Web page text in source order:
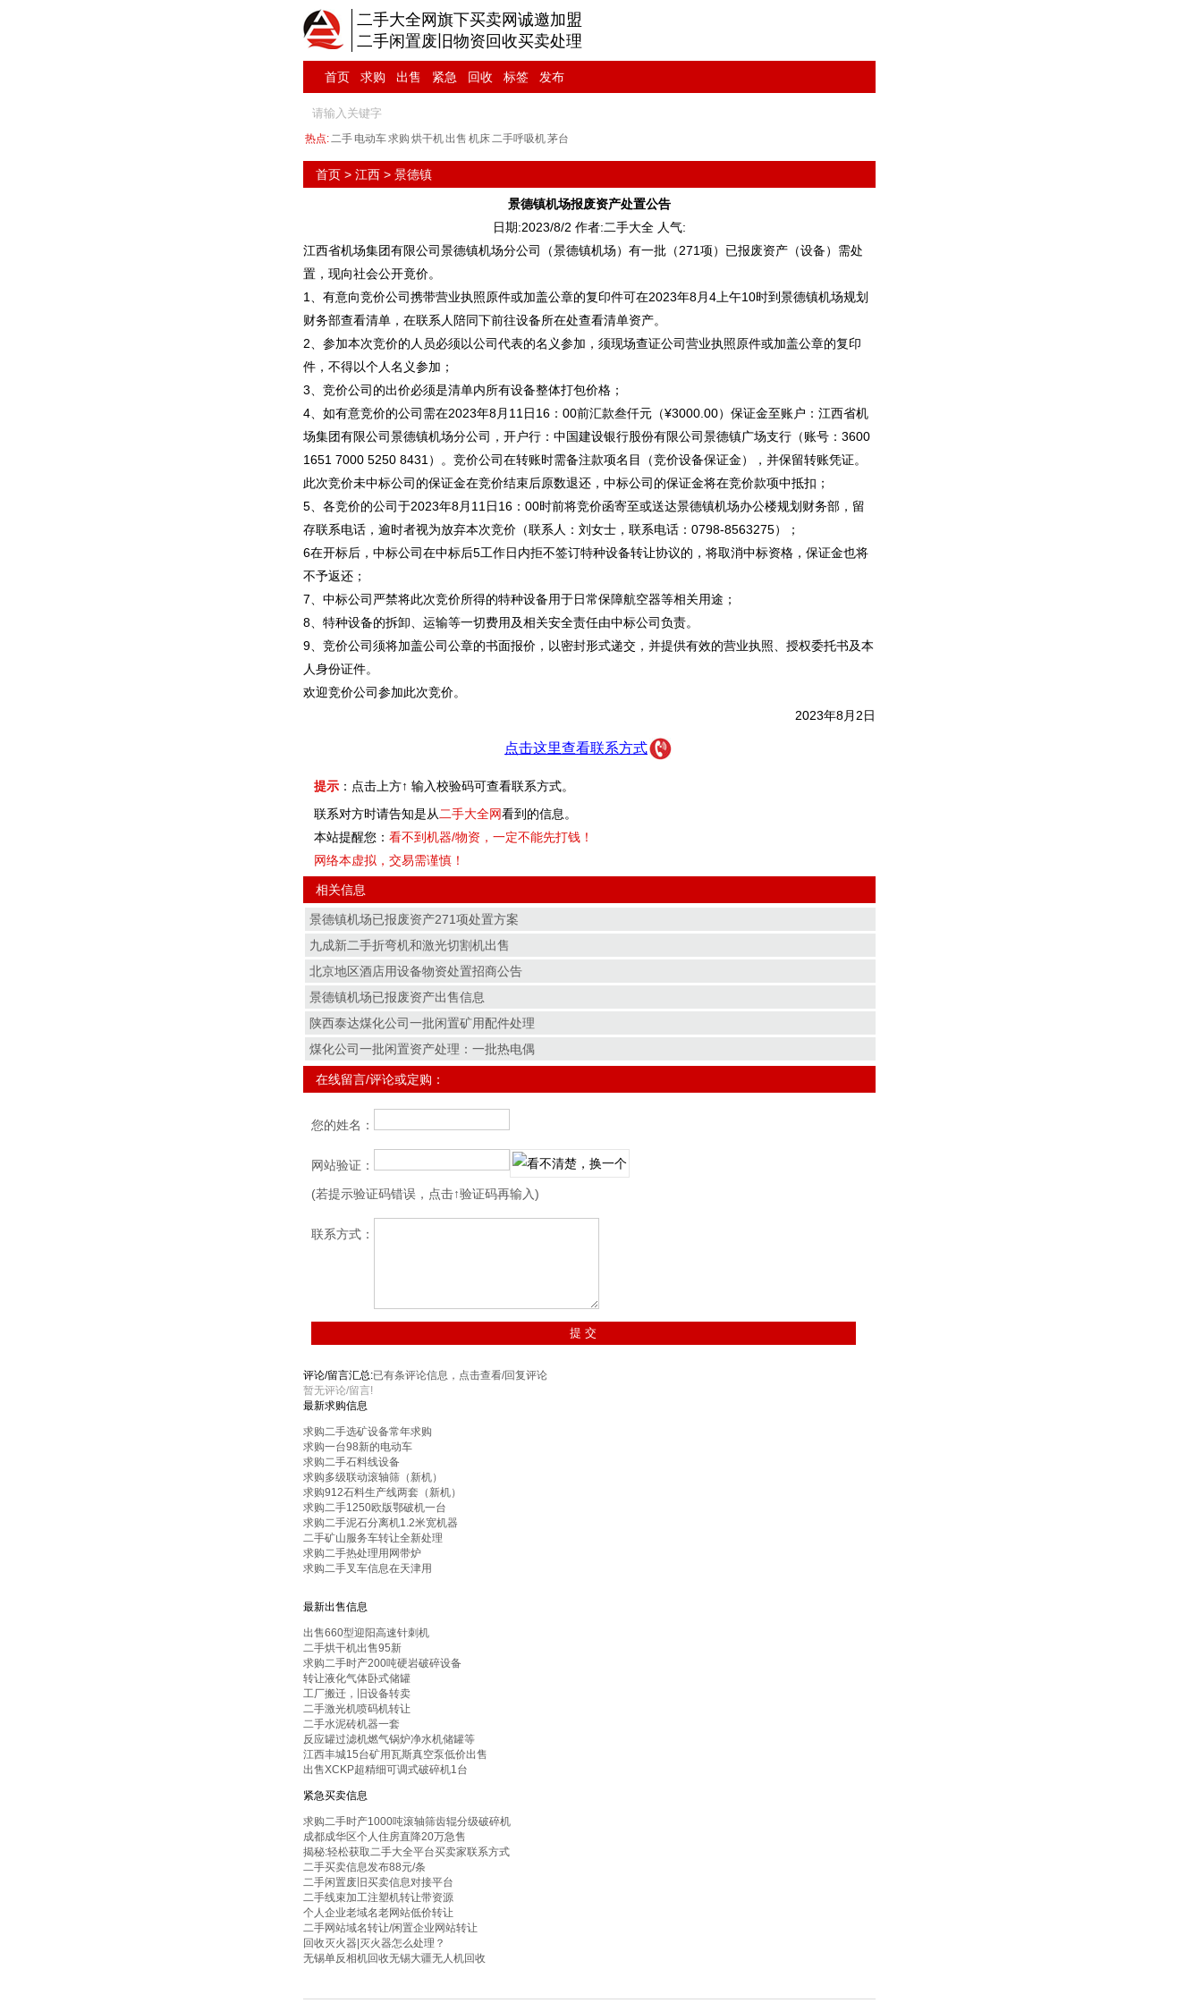
二手大全网旗下买卖网诚邀加盟
二手闲置废旧物资回收买卖处理
首页 求购 出售 紧急 回收 标签 发布
热点:二手 电动车求购 烘干机出售 机床二手呼吸机茅台
首页> 江西> 景德镇
景德镇机场报废资产处置公告
日期:2023/8/2 作者:二手大全 人气:
江西省机场集团有限公司景德镇机场分公司（景德镇机场）有一批（271项）已报废资产（设备）需处
置，现向社会公开竟价。
1、有意向竞价公司携带营业执照原件或加盖公章的复印件可在2023年8月4上午10时到景德镇机场规划
财务部查看清单，在联系人陪同下前往设备所在处查看清单资产。
2、参加本次竞价的人员必须以公司代表的名义参加，须现场查证公司营业执照原件或加盖公章的复印
件，不得以个人名义参加；
3、竞价公司的出价必须是清单内所有设备整体打包价格；
4、如有意竞价的公司需在2023年8月11日16：00前汇款叁仟元（¥3000.00）保证金至账户：江西省机
场集团有限公司景德镇机场分公司，开户行：中国建设银行股份有限公司景德镇广场支行（账号：3600
1651 7000 5250 8431）。竞价公司在转账时需备注款项名目（竞价设备保证金），并保留转账凭证。
此次竞价未中标公司的保证金在竞价结束后原数退还，中标公司的保证金将在竞价款项中抵扣；
5、各竞价的公司于2023年8月11日16：00时前将竞价函寄至或送达景德镇机场办公楼规划财务部，留
存联系电话，逾时者视为放弃本次竞价（联系人：刘女士，联系电话：0798-8563275）；
6在开标后，中标公司在中标后5工作日内拒不签订特种设备转让协议的，将取消中标资格，保证金也将
不予返还；
7、中标公司严禁将此次竞价所得的特种设备用于日常保障航空器等相关用途；
8、特种设备的拆卸、运输等一切费用及相关安全责任由中标公司负责。
9、竞价公司须将加盖公司公章的书面报价，以密封形式递交，并提供有效的营业执照、授权委托书及本
人身份证件。
欢迎竞价公司参加此次竞价。
2023年8月2日
点击这里查看联系方式
提示：点击上方↑ 输入校验码可查看联系方式。
联系对方时请告知是从 二手大全网看到的信息。
本站提醒您： 看不到机器/物资，一定不能先打钱！
网络本虚拟，交易需谨慎！
相关信息
景德镇机场已报废资产271项处置方案
九成新二手折弯机和激光切割机出售
北京地区酒店用设备物资处置招商公告
景德镇机场已报废资产出售信息
陕西泰达煤化公司一批闲置矿用配件处理
煤化公司一批闲置资产处理：一批热电偶
在线留言/评论或定购：
您的姓名：
网站验证：
(若提示验证码错误，点击↑验证码再输入)
联系方式：
评论/留言汇总:已有条评论信息，点击查看/回复评论
暂无评论/留言!
最新求购信息
求购二手选矿设备常年求购
求购一台98新的电动车
求购二手石料线设备
求购多级联动滚轴筛（新机）
求购912石料生产线两套（新机）
求购二手1250欧版鄂破机一台
求购二手泥石分离机1.2米宽机器
二手矿山服务车转让全新处理
求购二手热处理用网带炉
求购二手叉车信息在天津用
最新出售信息
出售660型迎阳高速针刺机
二手烘干机出售95新
求购二手时产200吨硬岩破碎设备
转让液化气体卧式储罐
工厂搬迁，旧设备转卖
二手激光机喷码机转让
二手水泥砖机器一套
反应罐过滤机燃气锅炉净水机储罐等
江西丰城15台矿用瓦斯真空泵低价出售
出售XCKP超精细可调式破碎机1台
紧急买卖信息
求购二手时产1000吨滚轴筛齿辊分级破碎机
成都成华区个人住房直降20万急售
揭秘:轻松获取二手大全平台买卖家联系方式
二手买卖信息发布88元/条
二手闲置废旧买卖信息对接平台
二手线束加工注塑机转让带资源
个人企业老域名老网站低价转让
二手网站域名转让/闲置企业网站转让
回收灭火器|灭火器怎么处理？
无锡单反相机回收无锡大疆无人机回收